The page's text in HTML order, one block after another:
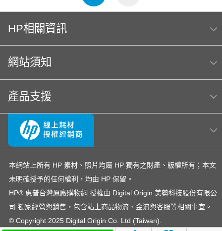
HP相關資訊
網站須知
產品支援
本網站上所有 HP 素材、照片均屬 HP 獨有之財產、版權所有；本文
未明確授予的任何權利，均由 HP 保留。
HP® 惠普台灣原廠購物網 授權由 Digital Origin 美勢科技股份有限公
司 獨家經營與銷售，包含站上商品物流、金流與客服等相關事宜。
© Copyright 2025 Digital Origin Co. Ltd (Taiwan).